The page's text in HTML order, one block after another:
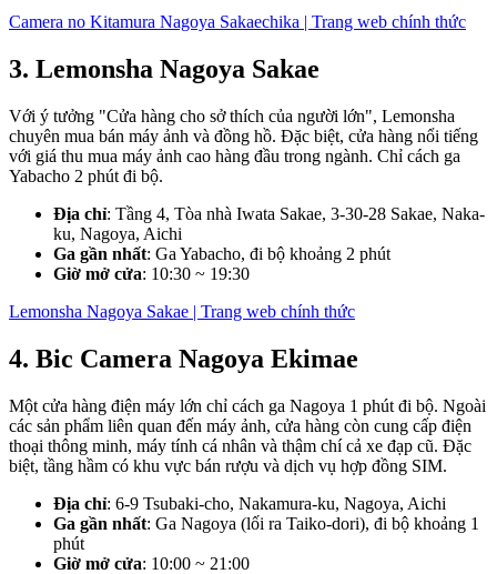
Camera no Kitamura Nagoya Sakaechika | Trang web chính thức
3. Lemonsha Nagoya Sakae
Với ý tưởng "Cửa hàng cho sở thích của người lớn", Lemonsha
chuyên mua bán máy ảnh và đồng hồ. Đặc biệt, cửa hàng nổi tiếng
với giá thu mua máy ảnh cao hàng đầu trong ngành. Chỉ cách ga
Yabacho 2 phút đi bộ.
Địa chỉ: Tầng 4, Tòa nhà Iwata Sakae, 3-30-28 Sakae, Naka-
ku, Nagoya, Aichi
Ga gần nhất: Ga Yabacho, đi bộ khoảng 2 phút
Giờ mở cửa: 10:30 ~ 19:30
Lemonsha Nagoya Sakae | Trang web chính thức
4. Bic Camera Nagoya Ekimae
Một cửa hàng điện máy lớn chỉ cách ga Nagoya 1 phút đi bộ. Ngoài
các sản phẩm liên quan đến máy ảnh, cửa hàng còn cung cấp điện
thoại thông minh, máy tính cá nhân và thậm chí cả xe đạp cũ. Đặc
biệt, tầng hầm có khu vực bán rượu và dịch vụ hợp đồng SIM.
Địa chỉ: 6-9 Tsubaki-cho, Nakamura-ku, Nagoya, Aichi
Ga gần nhất: Ga Nagoya (lối ra Taiko-dori), đi bộ khoảng 1
phút
Giờ mở cửa: 10:00 ~ 21:00